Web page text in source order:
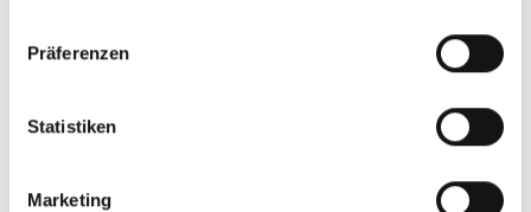
Präferenzen
Statistiken
Marketing